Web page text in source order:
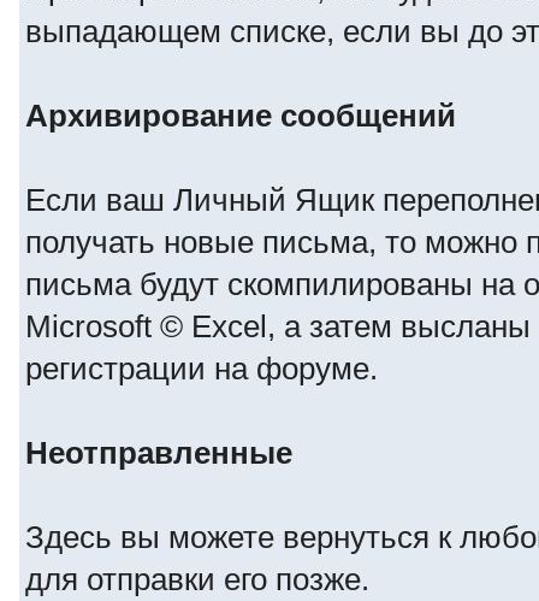
выпадающем списке, если вы до
Архивирование сообщений
Если ваш Личный Ящик
получать новые письма, то
письма будут скомпилированы на
Microsoft © Excel, а затем
регистрации на форуме.
Неотправленные
Здесь вы можете вернуться к
для отправки его позже.